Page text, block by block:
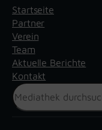
Startseite
Partner
Verein
Team
Aktuelle Berichte
Kontakt
Suchen